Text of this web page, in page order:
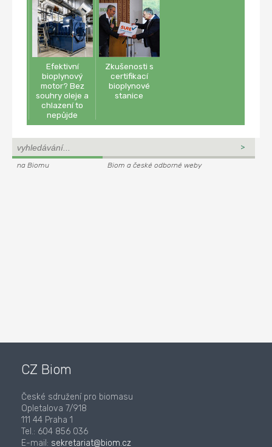
Efektivní
bioplynový
motor? Bez
souhry oleje a
chlazení to
nepůjde
Zkušenosti s
certifikací
bioplynové
stanice
na Biomu Biom a české odborné weby
CZ Biom
České sdružení pro biomasu
Opletalova 7/918
111 44 Praha 1
Tel.: 604 856 036
E-mail: sekretariat@biom.cz